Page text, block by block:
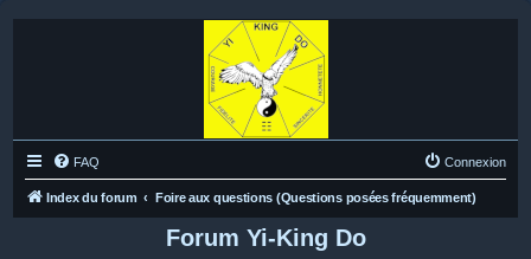
FAQ Connexion
Index du forum Foire aux questions (Questions posées fréquemment)
Forum Yi-King Do